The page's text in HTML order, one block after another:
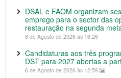
DSAL e FAOM organizam
emprego para o sector das
restauração na segunda
6 de Agosto de 2026 às 16:26
Candidaturas aos três
DST para 2027 abertas a
6 de Agosto de 2026 às 12:59